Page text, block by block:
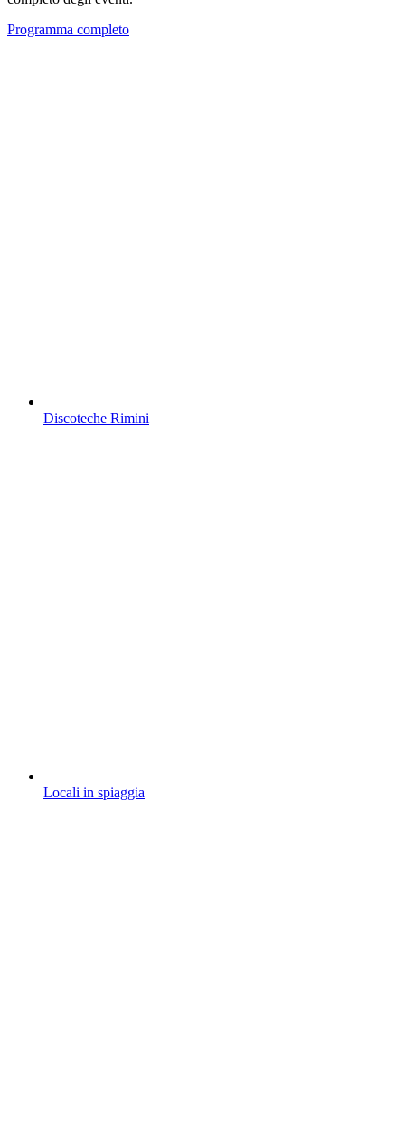
Programma completo
Discoteche Rimini
Locali in spiaggia